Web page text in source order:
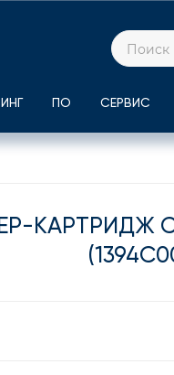
ПО СЕРВИС
КАРТРИДЖ